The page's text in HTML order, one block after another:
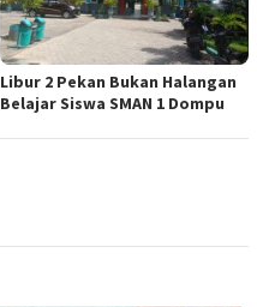
Libur 2 Pekan Bukan Halangan
Belajar Siswa SMAN 1 Dompu